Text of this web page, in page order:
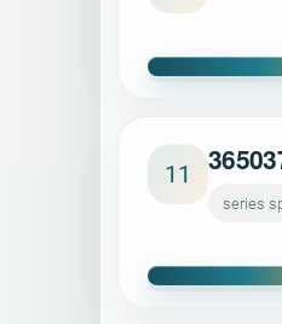
11
series